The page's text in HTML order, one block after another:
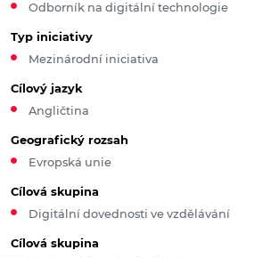
Odborník na digitální technologie
Typ iniciativy
Mezinárodní iniciativa
Cílový jazyk
Angličtina
Geografický rozsah
Evropská unie
Cílová skupina
Digitální dovednosti ve vzdělávání
Cílová skupina